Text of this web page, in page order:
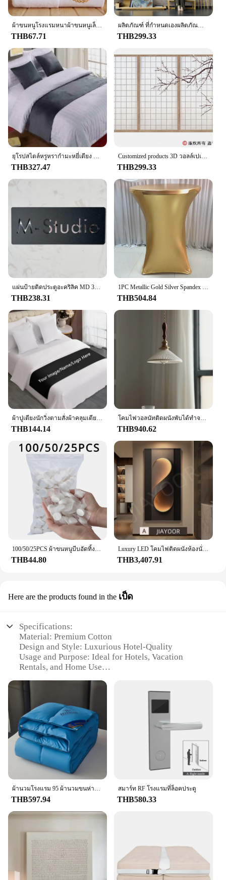
ผ้าขนหนูโรงแรมหนาผ้าขนหนูเล็กหรูสำหรับโรงแรมห้าดาวสำหรับผู้ใหญ่ผ้าขนหนูเช็ดหน้าอุปกรณ์ในครัวเรือนผ้าขนหนูนุ่มผ้าเช็ดตัวคุณภาพสูง
THB67.71
ผลิตภัณฑ์ ที่กำหนดเองผลิตภัณฑ์ ที่กำหนดเองดอกไม้ และนกวอลล์เปเปอร์ใหม่จีน pastoral ดอกไม้ห้องนั่งเล่นห้องนอนโซฟาพื้นหลังโรงแรมผนังภาพจิตรกรรม
THB299.33
ยุโรปสไตล์หรูหรากํามะหยี่เตียง Runner โยนบ้านโรงแรมตกแต่งเตียงธงงานแต่งงานห้องนอนเตียงหางผ้าเช็ดตัวปลอกหมอน
THB327.47
Customized products 3D วอลล์เปเปอร์จำลองไม้ประตูญี่ปุ่น Tatami โรงแรมพื้นหลังภาพจิตรกรรมฝาผนัง Retro Beauty Salon Hanfu ภาพพื้นหลัง
THB299.33
แผ่นป้ายติดประตูอะคริลิค MD 3D ข้อความชื่อครอบครัวบ้านอพาร์ทเม้นท์โรงแรมสำนักงานวิลล่าคาเฟ่บาร์
THB238.31
1PC Metallic Gold Silver Spandex ตารางเคสผ้ายืดยืดหยุ่นค็อกเทลผ้าปูโต๊ะสำหรับงานปาร์ตี้ของตกแต่งงานแต่งงาน
THB504.84
THB144.14 THB940.62
THB44.80
Luxury LED โคมไฟติดผนังห้องนั่งเล่นพื้นหลังทางเดินโรงแรมตกแต่งบ้าน High-end Luster แขวนภาพวาดโมเดิร์นภาพจิตรกรรมฝาผนัง
THB3,407.91
Here are the products found in the เป็ด
Specifications:
Material: Premium Cotton
Design and Style: Luxurious Hotel-Quality
Usage and Purpose: Ideal for Hotels, Vacation
Rentals, and Home Use
Care for
Shape or Size or Weight or Quantity: Available in
Various Sizes and Quantities
Applicable People: Suitable for All Ages and
Gender
Features:
**Elegant Comfort for Every Sleep**
Indulge in the opulence of our hotel Bedding เปด,
crafted from the finest cotton to ensure a luxurious
and restful sleep. The hotel-quality design and style
of our bedding sets are tailored to provide a
sophisticated and comfortable atmosphere, perfect
for both hotels and home use. Whether you're
looking to upgrade your guest rooms or create a
serene haven in your own bedroom, our hotel
Bedding เปด is the ultimate choice for those
seeking a touch of elegance and comfort.
THB597.94
สมาร์ท RF โรงแรมที่ล็อคประตู
THB580.33